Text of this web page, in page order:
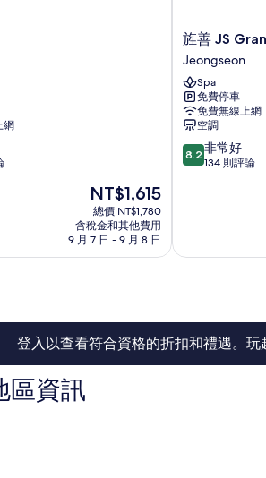
網
現
在
價
格
為
NT$1,615
總價 NT$1,780
含稅金和其他費用
9 月 7 日 - 9 月 8 日
旌
善
JS
Grand
Palace
飯
店
Jeongseon
旌善 JS
Jeongseon
Spa
免費停車
免費無線上網
空調
8.2
分，
常
評
論
8.2 非常好
134 則評論
登入以查看符合資格的折扣和禮遇。玩
區資訊